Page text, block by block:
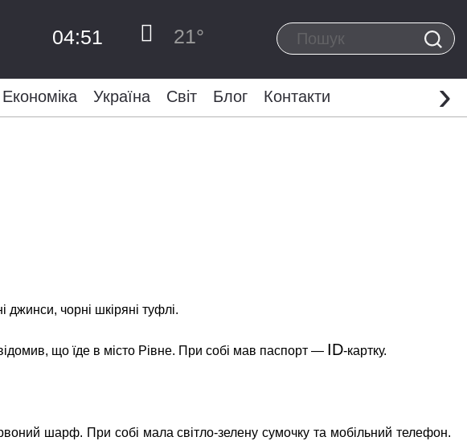
04:51 21°
Економіка Україна Світ Блог Контакти ›
джинси, чорні шкіряні туфлі.
що їде в місто Рівне. При собі мав паспорт — ID-картку.
шарф. При собі мала світло-зелену сумочку та мобільний телефон.